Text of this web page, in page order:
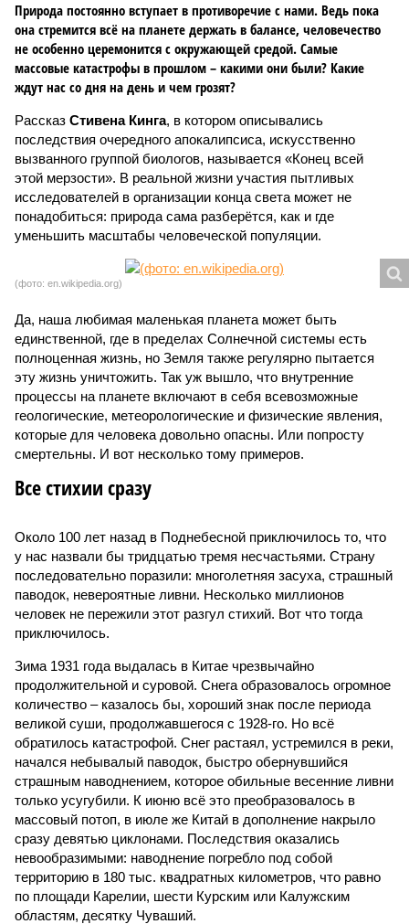
Природа постоянно вступает в противоречие с нами. Ведь пока
она стремится всё на планете держать в балансе, человечество
не особенно церемонится с окружающей средой. Самые
массовые катастрофы в прошлом – какими они были? Какие
ждут нас со дня на день и чем грозят?
Рассказ Стивена Кинга, в котором описывались
последствия очередного апокалипсиса, искусственно
вызванного группой биологов, называется «Конец всей
этой мерзости». В реальной жизни участия пытливых
исследователей в организации конца света может не
понадобиться: природа сама разберётся, как и где
уменьшить масштабы человеческой популяции.
(фото: en.wikipedia.org)
Да, наша любимая маленькая планета может быть
единственной, где в пределах Солнечной системы есть
полноценная жизнь, но Земля также регулярно пытается
эту жизнь уничтожить. Так уж вышло, что внутренние
процессы на планете включают в себя всевозможные
геологические, метеорологические и физические явления,
которые для человека довольно опасны. Или попросту
смертельны. И вот несколько тому примеров.
Все стихии сразу
Около 100 лет назад в Поднебесной приключилось то, что
у нас назвали бы тридцатью тремя несчастьями. Страну
последовательно поразили: многолетняя засуха, страшный
паводок, невероятные ливни. Несколько миллионов
человек не пережили этот разгул стихий. Вот что тогда
приключилось.
Зима 1931 года выдалась в Китае чрезвычайно
продолжительной и суровой. Снега образовалось огромное
количество – казалось бы, хороший знак после периода
великой суши, продолжавшегося с 1928-го. Но всё
обратилось катастрофой. Снег растаял, устремился в реки,
начался небывалый паводок, быстро обернувшийся
страшным наводнением, которое обильные весенние ливни
только усугубили. К июню всё это преобразовалось в
массовый потоп, в июле же Китай в дополнение накрыло
сразу девятью циклонами. Последствия оказались
невообразимыми: наводнение погребло под собой
территорию в 180 тыс. квадратных километров, что равно
по площади Карелии, шести Курским или Калужским
областям, десятку Чуваший.